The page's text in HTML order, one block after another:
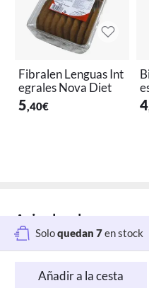
Fibralen Lenguas Int
egrales Nova Diet
5,40€
es Sin
s
4
Aviso legal
Soloquedan 7en stock
Añadir a la cesta